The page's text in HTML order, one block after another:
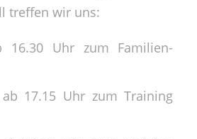
treffen wir uns:
16.30 Uhr zum Familien-
17.15 Uhr zum Training